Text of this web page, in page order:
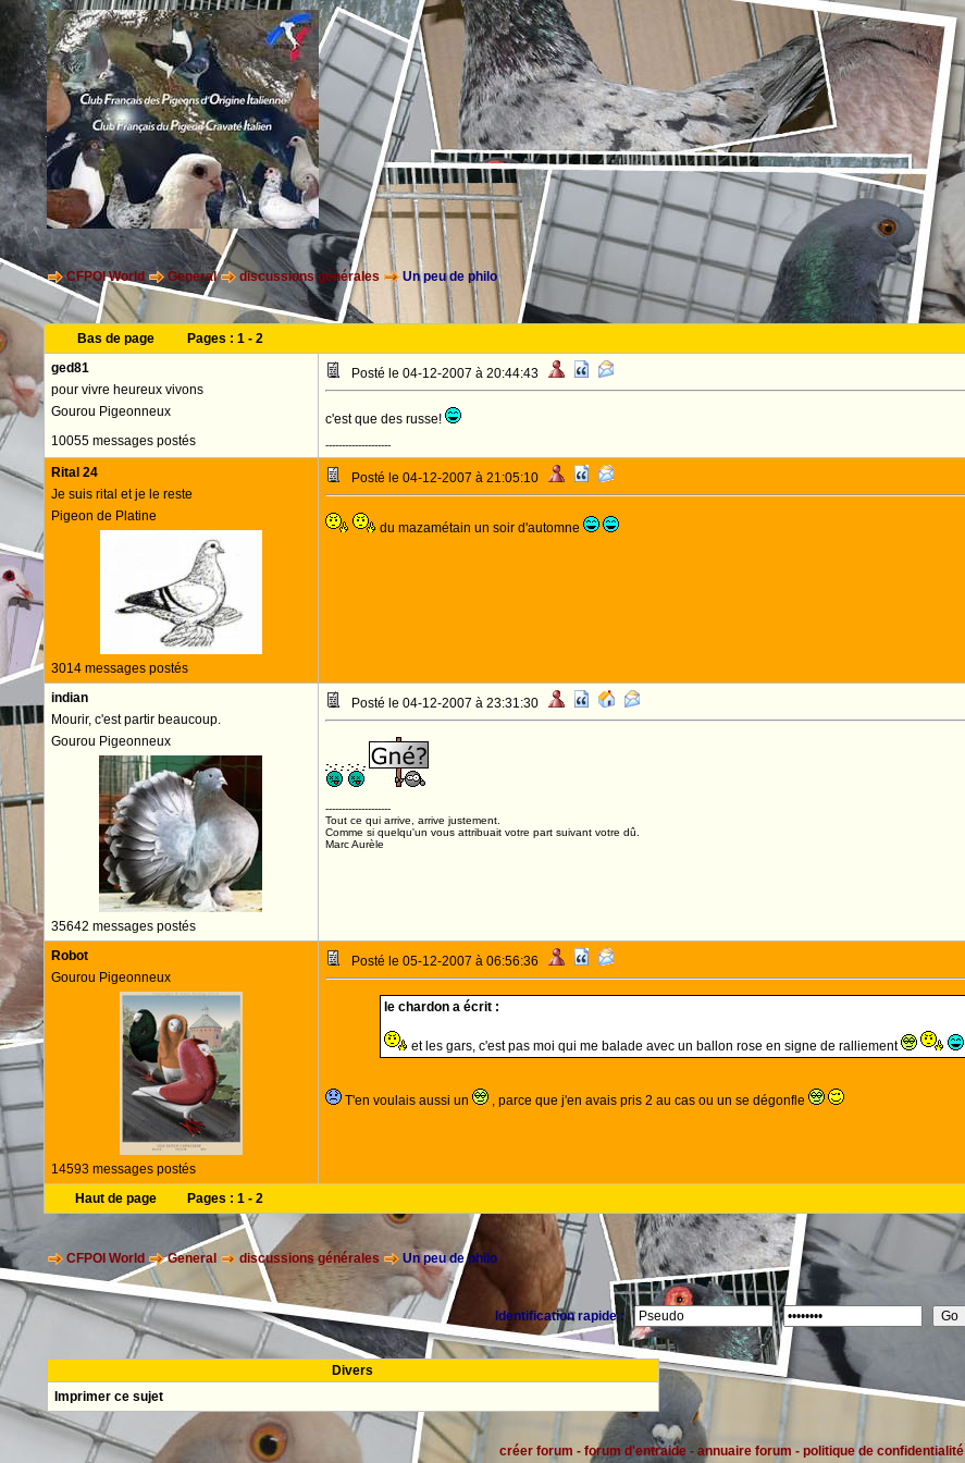
CFPOI World General discussions générales Un peu de philo
Bas de page Pages : 1- 2
ged81
pour vivre heureux vivons
Gourou Pigeonneux
10055 messages postés
Posté le 04-12-2007 à 20:44:43
c'est que des russe!
--------------------
Rital 24
Je suis rital et je le reste
Pigeon de Platine
3014 messages postés
Posté le 04-12-2007 à 21:05:10
du mazamétain un soir d'automne
indian
Mourir, c'est partir beaucoup.
Gourou Pigeonneux
35642 messages postés
Posté le 04-12-2007 à 23:31:30
--------------------
Tout ce qui arrive, arrive justement.
Comme si quelqu'un vous attribuait votre part suivant votre dû.
Marc Aurèle
Robot
Gourou Pigeonneux
14593 messages postés
Posté le 05-12-2007 à 06:56:36
le chardon a écrit :
et les gars, c'est pas moi qui me balade avec un ballon rose en signe de ralliement
T'en voulais aussi un , parce que j'en avais pris 2 au cas ou un se dégonfle
Haut de page Pages : 1- 2
CFPOI World General discussions générales Un peu de philo
Identification rapide :
Divers
Imprimer ce sujet
créer forum - forum d'entraide - annuaire forum - politique de confidentialité